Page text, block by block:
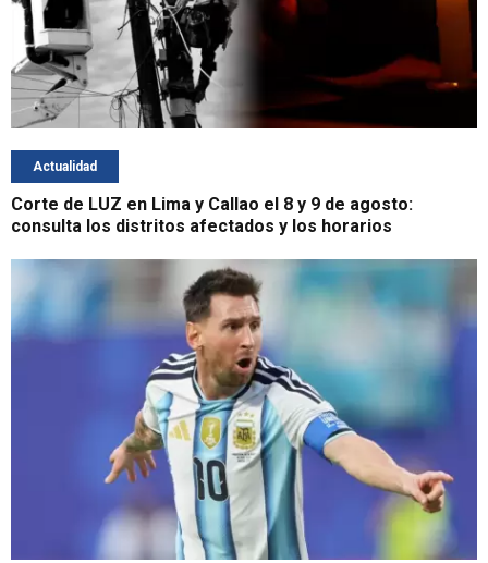
Actualidad
Corte de LUZ en Lima y Callao el 8 y 9 de agosto:
consulta los distritos afectados y los horarios